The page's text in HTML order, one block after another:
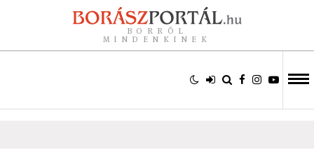
BORRÓL
MINDENKINEK